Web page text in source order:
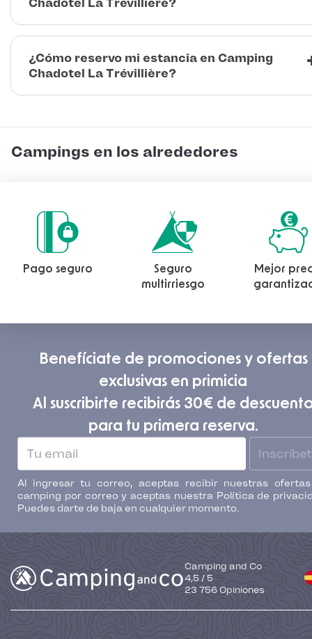
Chadotel La Trévillière?
¿Cómo reservo mi estancia en Camping
Chadotel La Trévillière?
Campings en los alrededores
Pago seguro
Seguro
multirriesgo
Mejor
Benefíciate de promociones y ofertas
exclusivas en primicia
Al suscribirte recibirás 30€ de
para tu primera reserva.
Al ingresar tu correo, aceptas recibir nuestras
camping por correo y aceptas nuestra Política de
Puedes darte de baja en cualquier momento.
Camping and Co
4,5 / 5
23 756 Opiniones